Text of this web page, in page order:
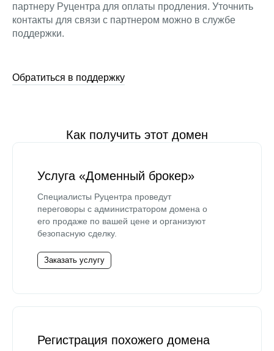
партнеру Руцентра для оплаты продления. Уточнить
контакты для связи с партнером можно в службе
поддержки.
Обратиться в поддержку
Как получить этот домен
Услуга «Доменный брокер»
Специалисты Руцентра проведут
переговоры с администратором домена о
его продаже по вашей цене и организуют
безопасную сделку.
Заказать услугу
Регистрация похожего домена